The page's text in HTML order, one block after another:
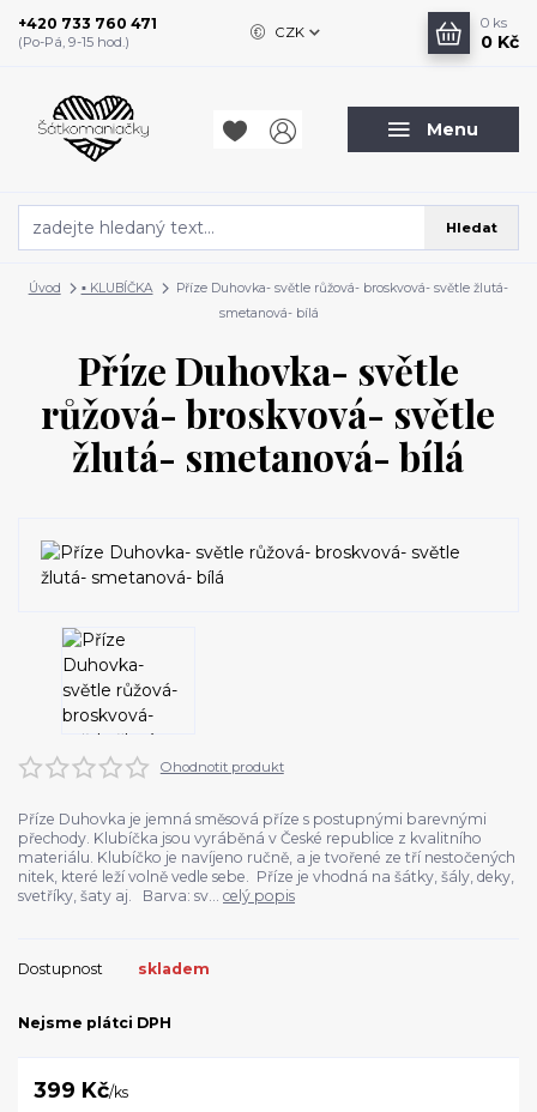
Menu
CZK
Hledat
+420 733 760 471
(Po-Pá, 9-15 hod.)
0 ks
0 Kč
Úvod ▪️ KLUBÍČKA
Příze Duhovka- světle růžová- broskvová- světle žlutá-
smetanová- bílá
Příze Duhovka- světle
růžová- broskvová- světle
žlutá- smetanová- bílá
Ohodnotit produkt
Příze Duhovka je jemná směsová příze s postupnými barevnými
přechody. Klubíčka jsou vyráběná v České republice z kvalitního
materiálu. Klubíčko je navíjeno ručně, a je tvořené ze tří nestočených
nitek, které leží volně vedle sebe. Příze je vhodná na šátky, šály, deky,
svetříky, šaty aj. Barva: sv... celý popis
Dostupnost skladem
Nejsme plátci DPH
399 Kč/ks